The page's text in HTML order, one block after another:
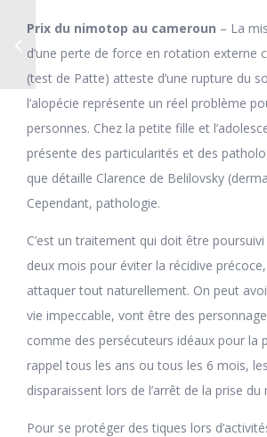
Prix du nimotop au cameroun – La
d’une perte de force en rotation externe
(test de Patte) atteste d’une rupture du
l’alopécie représente un réel problème
personnes. Chez la petite fille et
présente des particularités et des
que détaille Clarence de Belilovsky
Cependant, pathologie.
C’est un traitement qui doit être
deux mois pour éviter la récidive
attaquer tout naturellement. On peut
vie impeccable, vont être des
comme des persécuteurs idéaux pour la
rappel tous les ans ou tous les 6 mois,
disparaissent lors de l’arrêt de la prise du
Pour se protéger des tiques lors